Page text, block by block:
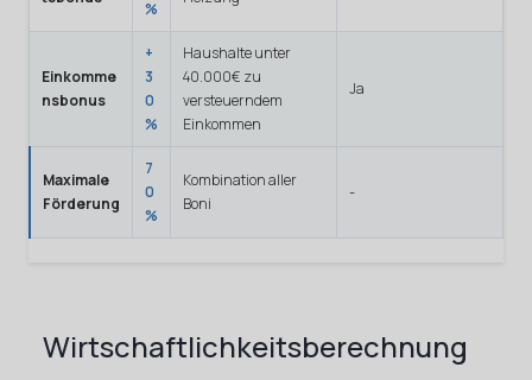
%
Einkomme
nsbonus
+
3
0
%
Haushalte unter
40.000€ zu
versteuerndem
Einkommen
Ja
Maximale
Förderung
7
0
%
Kombination aller
Boni
-
Wirtschaftlichkeitsberechnung